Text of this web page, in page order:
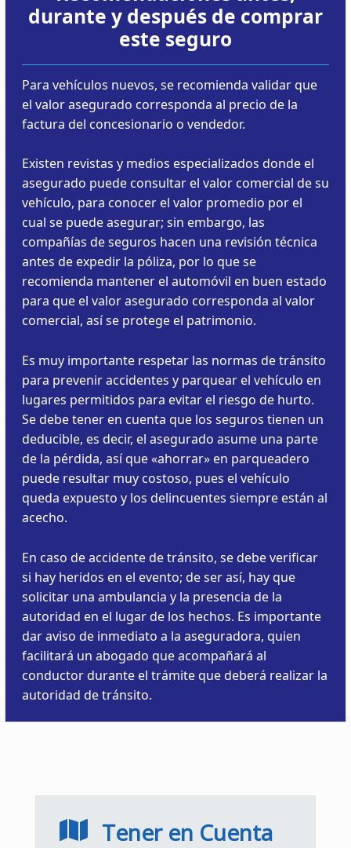
durante y después de comprar
este seguro
Para vehículos nuevos, se recomienda validar que
el valor asegurado corresponda al precio de la
factura del concesionario o vendedor.
Existen revistas y medios especializados donde el
asegurado puede consultar el valor comercial de su
vehículo, para conocer el valor promedio por el
cual se puede asegurar; sin embargo, las
compañías de seguros hacen una revisión técnica
antes de expedir la póliza, por lo que se
recomienda mantener el automóvil en buen estado
para que el valor asegurado corresponda al valor
comercial, así se protege el patrimonio.
Es muy importante respetar las normas de tránsito
para prevenir accidentes y parquear el vehículo en
lugares permitidos para evitar el riesgo de hurto.
Se debe tener en cuenta que los seguros tienen un
deducible, es decir, el asegurado asume una parte
de la pérdida, así que «ahorrar» en parqueadero
puede resultar muy costoso, pues el vehículo
queda expuesto y los delincuentes siempre están al
acecho.
En caso de accidente de tránsito, se debe verificar
si hay heridos en el evento; de ser así, hay que
solicitar una ambulancia y la presencia de la
autoridad en el lugar de los hechos. Es importante
dar aviso de inmediato a la aseguradora, quien
facilitará un abogado que acompañará al
conductor durante el trámite que deberá realizar la
autoridad de tránsito.
Tener en Cuenta